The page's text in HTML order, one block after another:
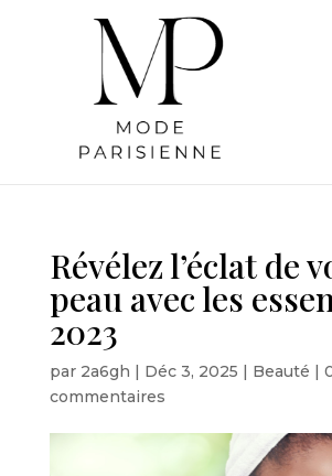
Révélez l’éclat de
peau avec les
2023
par 2a6gh | Déc 3, 2025 | Beauté |
commentaires